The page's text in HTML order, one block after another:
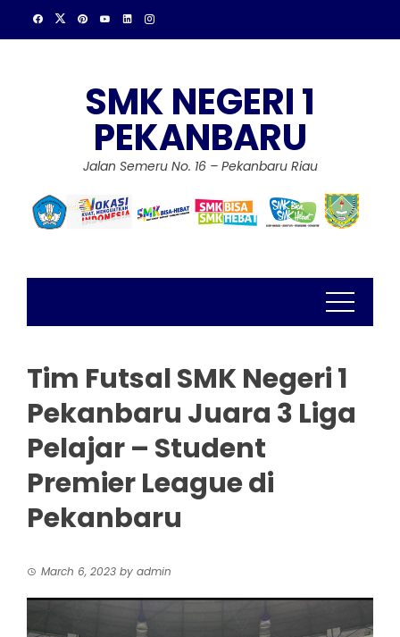
SMK NEGERI 1
PEKANBARU
Jalan Semeru No. 16 – Pekanbaru Riau
Tim Futsal SMK Negeri 1
Pekanbaru Juara 3 Liga
Pelajar – Student
Premier League di
Pekanbaru
March 6, 2023 by admin